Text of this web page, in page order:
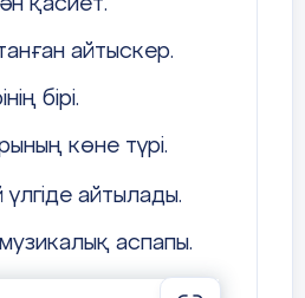
айтыскер.
бірі.
көне түрі.
айтылады.
аспапы.